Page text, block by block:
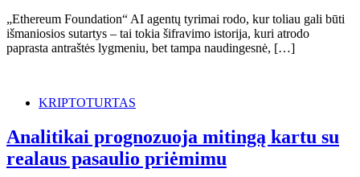
„Ethereum Foundation“ AI agentų tyrimai rodo, kur toliau gali būti
išmaniosios sutartys – tai tokia šifravimo istorija, kuri atrodo
paprasta antraštės lygmeniu, bet tampa naudingesnė, […]
KRIPTOTURTAS
Analitikai prognozuoja mitingą kartu su
realaus pasaulio priėmimu